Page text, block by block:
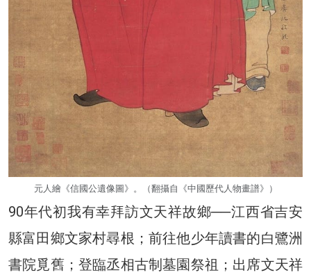
元人繪《信國公遺像圖》。（翻攝自《中國歷代人物畫譜》）
90年代初我有幸拜訪文天祥故鄉──江西省吉安
縣富田鄉文家村尋根；前往他少年讀書的白鷺洲
書院覓舊；登臨丞相古制墓園祭祖；出席文天祥